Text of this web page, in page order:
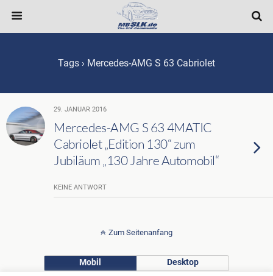
Tags › Mercedes-AMG S 63 Cabriolet
29. JANUAR 2016
Mercedes-AMG S 63 4MATIC
Cabriolet „Edition 130“ zum
Jubiläum „130 Jahre Automobil“
KEINE ANTWORT
Zum Seitenanfang
Mobil Desktop